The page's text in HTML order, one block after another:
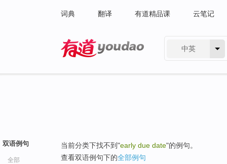
词典 翻译 有道精品课 云笔记
中英
双语例句
全部
当前分类下找不到"early due date"的例句。
查看双语例句下的全部例句